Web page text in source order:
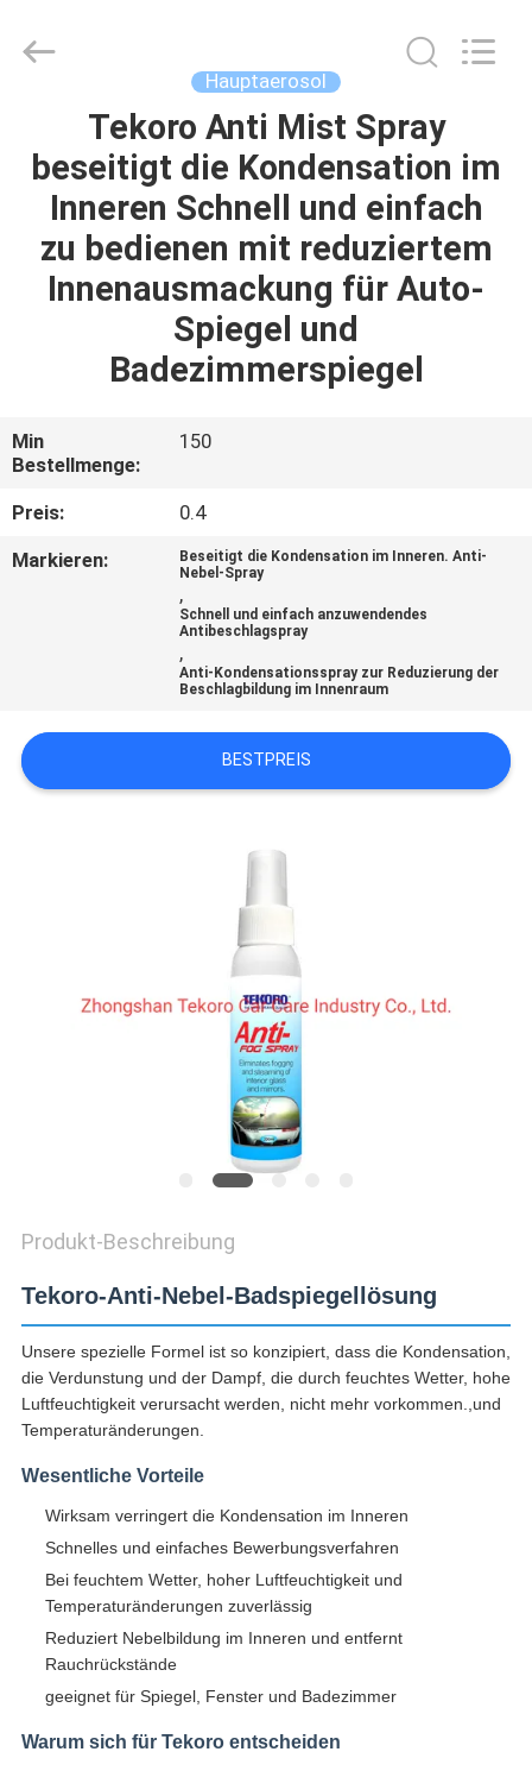
HAUSE
PRODUKTE
WERKSBESICHTIGUNG
QUALITÄTSKONTROLLE
KONTAKTIEREN
NEUIGKEITEN
DATENSCHUTZRICHTLINIE
INDUSTRY
Hauptaerosol
Tekoro Anti Mist Spray
beseitigt die Kondensation im
Inneren Schnell und einfach
zu bedienen mit reduziertem
Innenausmackung für Auto-
Spiegel und
Badezimmerspiegel
Min
Bestellmenge:
150
Preis:
0.4
Markieren:
Beseitigt die Kondensation im Inneren. Anti-
Nebel-Spray
,
Schnell und einfach anzuwendendes
Antibeschlagspray
,
Anti-Kondensationsspray zur Reduzierung der
Beschlagbildung im Innenraum
BESTPREIS
Produkt-Beschreibung
Tekoro-Anti-Nebel-Badspiegellösung
Unsere spezielle Formel ist so konzipiert, dass die Kondensation,
die Verdunstung und der Dampf, die durch feuchtes Wetter, hohe
Luftfeuchtigkeit verursacht werden, nicht mehr vorkommen.,und
Temperaturänderungen.
Wesentliche Vorteile
Wirksam verringert die Kondensation im Inneren
Schnelles und einfaches Bewerbungsverfahren
Bei feuchtem Wetter, hoher Luftfeuchtigkeit und
Temperaturänderungen zuverlässig
Reduziert Nebelbildung im Inneren und entfernt
Rauchrückstände
geeignet für Spiegel, Fenster und Badezimmer
Warum sich für Tekoro entscheiden